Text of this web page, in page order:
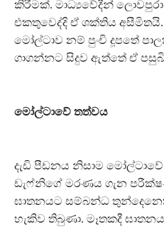
කිරීමක්. මාධ්‍යවේදීන්
එකතුවෙද්දි ඒ ශක්තිය
මෝල්ටාව නම් පුංචි දූපතේ
ගාගන්නට සිදුව ඇත්තේ ඒ
මෝල්ටාවේ තත්වය
දැඩි පීඩනය නිසාම
ඩැෆ්නිගේ මරණය ගැන
ඝාතනයට සම්බන්ධ
හැකිව තිබුණා. මෑතකදී